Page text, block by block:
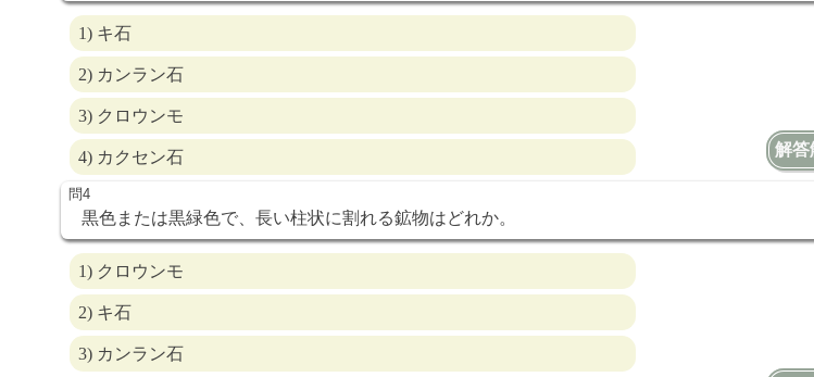
1) キ石
2) カンラン石
3) クロウンモ
4) カクセン石 解答
黒色または黒緑色で、長い柱状に割れる鉱物はどれか。
1) クロウンモ
2) キ石
3) カンラン石